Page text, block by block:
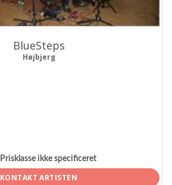
BlueSteps
Højbjerg
Prisklasse ikke specificeret
KONTAKT ARTISTEN